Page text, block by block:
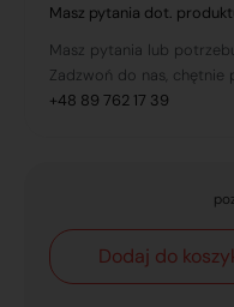
Masz pytania dot.
Masz pytania lub
Zadzwoń do nas, chętnie
+48 89 762 17 39
Dodaj do